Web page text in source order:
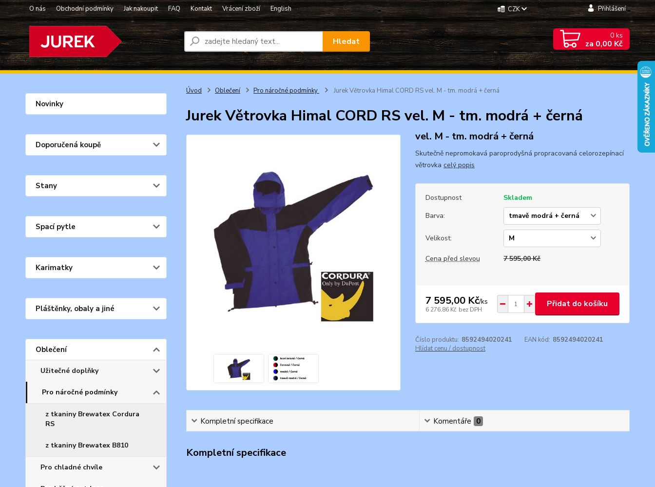
O nás Obchodní podmínky Jak nakoupit FAQ Kontakt Vrácení zboží English CZK Přihlášení
Hledat
0 ks
za 0,00 Kč
Novinky
Doporučená koupě
Stany
Spací pytle
Karimatky
Pláštěnky, obaly a jiné
Oblečení
Užitečné doplňky
Pro náročné podmínky
z tkaniny Brewatex Cordura
RS
z tkaniny Brewatex B810
Pro chladné chvíle
Úvod Oblečení Pro náročné podmínky Jurek Větrovka Himal CORD RS vel. M - tm. modrá + černá
Jurek Větrovka Himal CORD RS vel. M - tm. modrá + černá
vel. M - tm. modrá + černá
Skutečně nepromokavá paroprodyšná propracovaná celorozepínací
větrovka celý popis
Dostupnost
Skladem
Barva:
Velikost:
Cena před slevou 7 595,00 Kč
7 595,00 Kč/ks
6 276,86 Kč bez DPH
Přidat do košíku
Číslo produktu: 8592494020241 EAN kód: 8592494020241
Hlídat cenu / dostupnost
Kompletní specifikace Komentáře 0
Kompletní specifikace